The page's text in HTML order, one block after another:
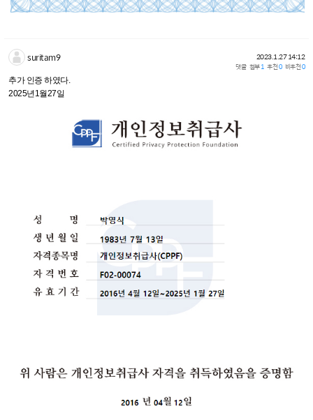
suritam9 2023.1.27 14:12
댓글 첨부1 추천0 비추천0
추가 인증 하였다.
2025년1월27일